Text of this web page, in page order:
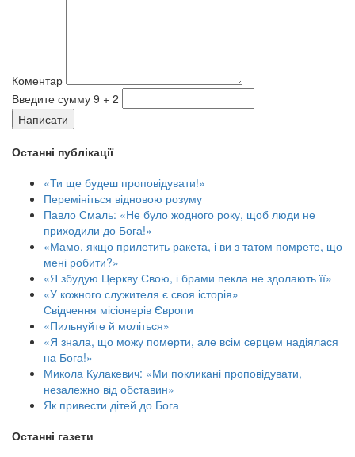
Коментар
Введите сумму 9 + 2
Написати
Останні публікації
«Ти ще будеш проповідувати!»
Перемініться відновою розуму
Павло Смаль: «Не було жодного року, щоб люди не
приходили до Бога!»
«Мамо, якщо прилетить ракета, і ви з татом помрете, що
мені робити?»
«Я збудую Церкву Свою, і брами пекла не здолають її»
«У кожного служителя є своя історія»
Свідчення місіонерів Європи
«Пильнуйте й моліться»
«Я знала, що можу померти, але всім серцем надіялася
на Бога!»
Микола Кулакевич: «Ми покликані проповідувати,
незалежно від обставин»
Як привести дітей до Бога
Останні газети